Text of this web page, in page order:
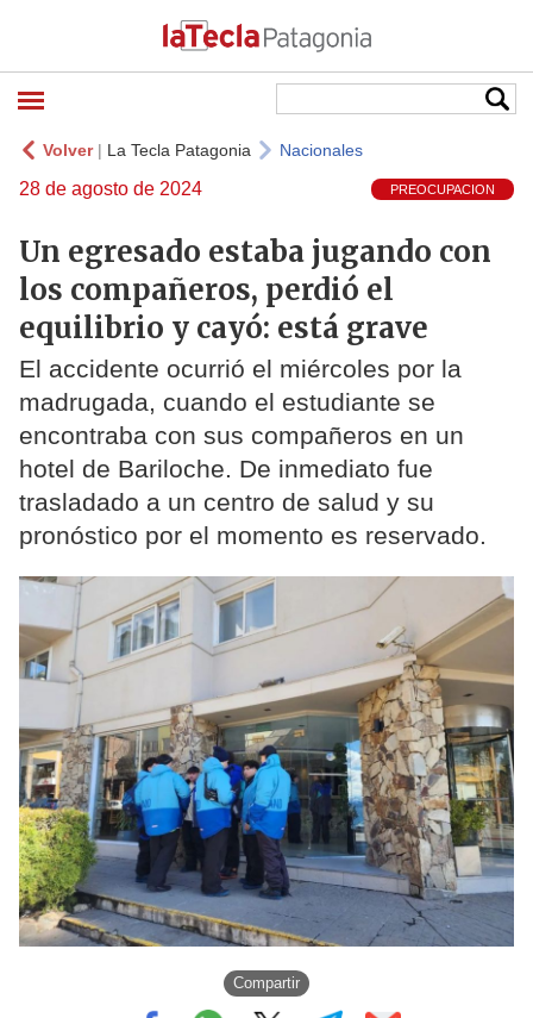
Volver| La Tecla Patagonia Nacionales
28 de agosto de 2024 PREOCUPACION
Un egresado estaba jugando con
los compañeros, perdió el
equilibrio y cayó: está grave
El accidente ocurrió el miércoles por la
madrugada, cuando el estudiante se
encontraba con sus compañeros en un
hotel de Bariloche. De inmediato fue
trasladado a un centro de salud y su
pronóstico por el momento es reservado.
Compartir